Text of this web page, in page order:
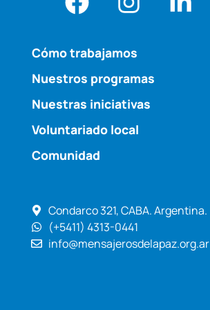
Cómo trabajamos
Nuestros programas
Nuestras iniciativas
Voluntariado local
Comunidad
Condarco 321, CABA. Argentina.
(+5411) 4313-0441
info@mensajerosdelapaz.org.ar